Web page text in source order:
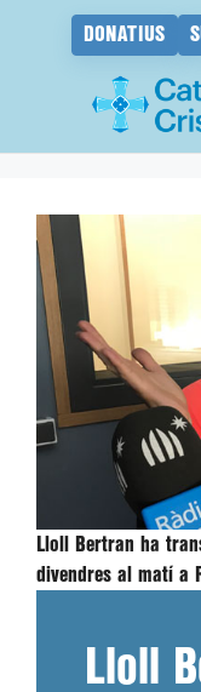
DONATIUS
contingut
Lloll Bertran ha
divendres al matí a
Lloll